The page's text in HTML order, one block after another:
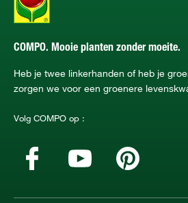
COMPO. Mooie planten zonder moeite.
Heb je twee linkerhanden of heb je
zorgen we voor een groenere
Volg COMPO op :